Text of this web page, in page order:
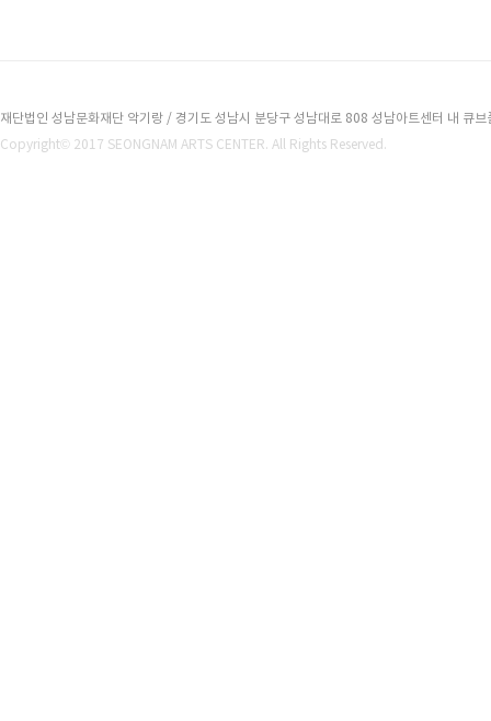
재단법인 성남문화재단 악기랑 / 경기도 성남시 분당구 성남대로 808 성남아트센터 내 큐
Copyright© 2017 SEONGNAM ARTS CENTER. All Rights Reserved.